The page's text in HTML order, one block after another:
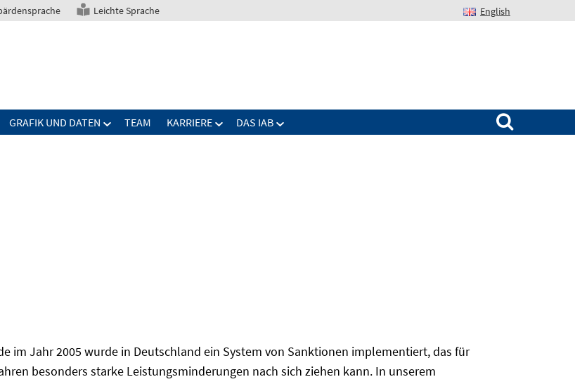
Leichte Sprache English
GRAFIK UND DATEN TEAM KARRIERE DAS IAB
Suchen nach:
im Jahr 2005 wurde in Deutschland ein System von Sanktionen implementiert, das für
besonders starke Leistungsminderungen nach sich ziehen kann. In unserem